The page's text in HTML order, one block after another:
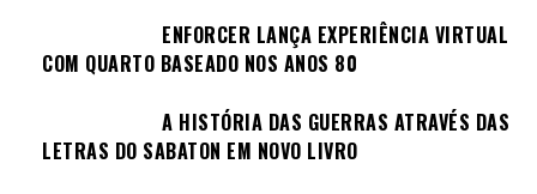
ENFORCER LANÇA EXPERIÊNCIA VIRTUAL
COM QUARTO BASEADO NOS ANOS 80
A HISTÓRIA DAS GUERRAS ATRAVÉS DAS
LETRAS DO SABATON EM NOVO LIVRO